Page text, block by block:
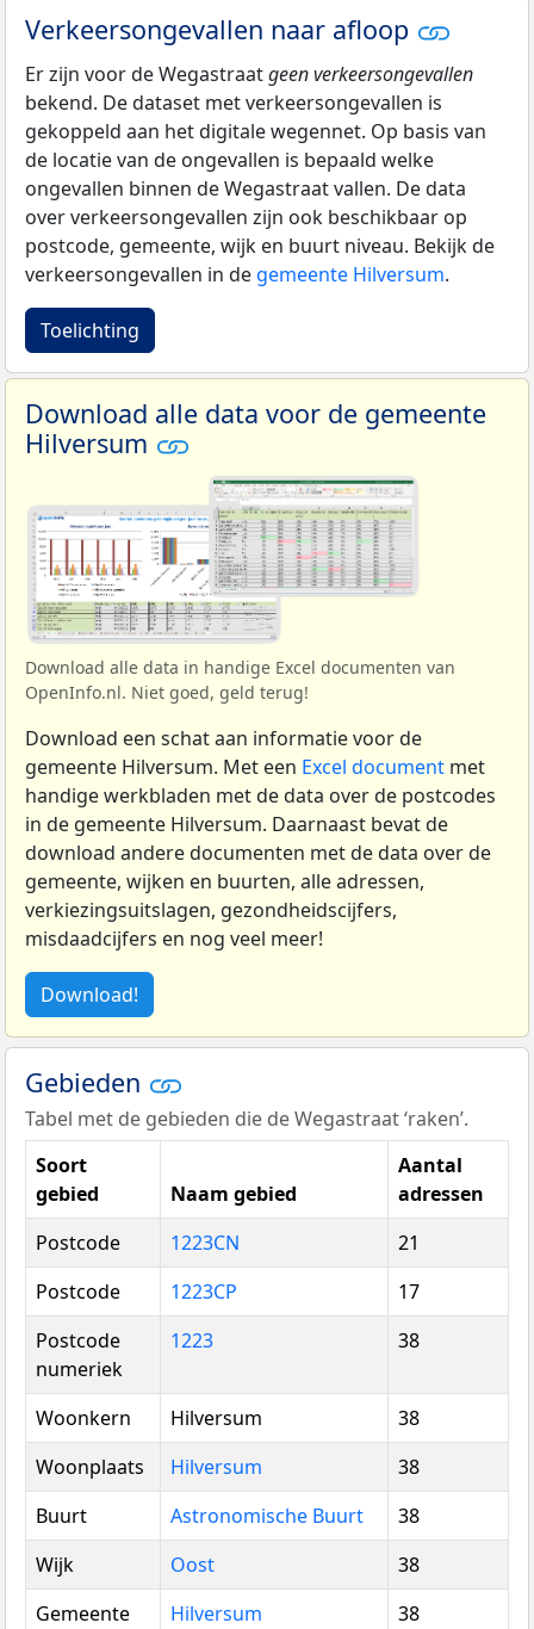
Verkeersongevallen naar afloop
Er zijn voor de Wegastraatgeen verkeersongevallen
bekend. De dataset met verkeersongevallen is
gekoppeld aan het digitale wegennet. Op basis van
de locatie van de ongevallen is bepaald welke
ongevallen binnen de Wegastraat vallen. De data
over verkeersongevallen zijn ook beschikbaar op
postcode, gemeente, wijk en buurt niveau. Bekijk de
verkeersongevallen in de gemeente Hilversum.
Toelichting
Download alle data voor de gemeente
Hilversum
Download alle data in handige Excel documenten van
OpenInfo.nl. Niet goed, geld terug!
Download een schat aan informatie voor de
gemeente Hilversum. Met een Excel document met
handige werkbladen met de data over de postcodes
in de gemeente Hilversum. Daarnaast bevat de
download andere documenten met de data over de
gemeente, wijken en buurten, alle adressen,
verkiezingsuitslagen, gezondheidscijfers,
misdaadcijfers en nog veel meer!
Download!
Gebieden
Tabel met de gebieden die de Wegastraat ‘raken’.
Soort
gebied
Naam gebied
Aantal
adressen
Postcode
1223CN
21
Postcode
1223CP
17
Postcode
numeriek
1223 38
Woonkern Hilversum
38
Woonplaats
Hilversum
38
Buurt
Astronomische Buurt
38
Wijk
Oost
38
Gemeente
Hilversum
38